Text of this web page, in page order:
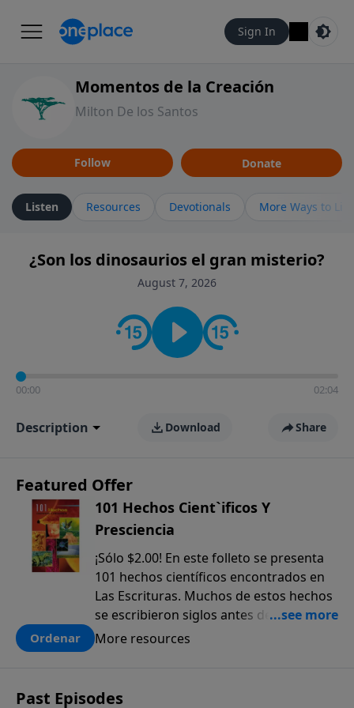
Sign In
Momentos de la Creación
Milton De los Santos
Follow Donate
Listen Resources Devotionals More Ways to
¿Son los dinosaurios el gran misterio?
August 7, 2026
00:00 02:04
Description Download Share
Featured Offer
101 Hechos Cient`ificos Y
Presciencia
¡Sólo $2.00! En este folleto se presenta
101 hechos científicos encontrados en
Las Escrituras. Muchos de estos hechos
se escribieron siglos antes de que
fueran descubiertos. El anticipado
más a la prueba colectiva de que la
Ordenar More resources
Past Episodes